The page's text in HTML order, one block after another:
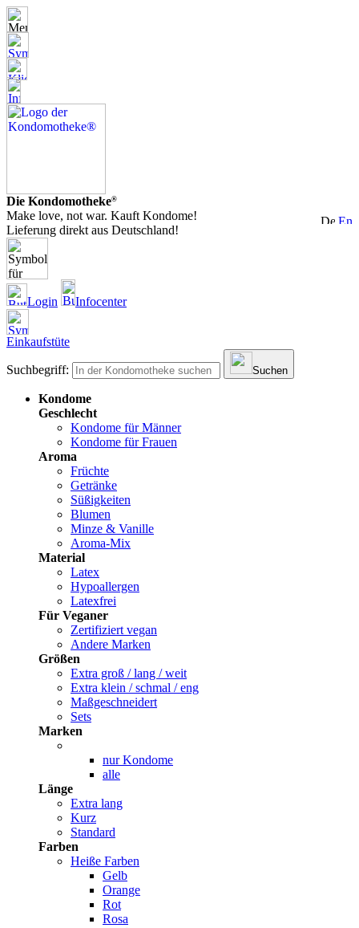
Die Kondomotheke®
Make love, not war. Kauft Kondome!
Lieferung direkt aus Deutschland!
Login Infocenter
Einkaufstüte
Suchbegriff: Suchen
Kondome
Geschlecht
Kondome für Männer
Kondome für Frauen
Aroma
Früchte
Getränke
Süßigkeiten
Blumen
Minze & Vanille
Aroma-Mix
Material
Latex
Hypoallergen
Latexfrei
Für Veganer
Zertifiziert vegan
Andere Marken
Größen
Extra groß / lang / weit
Extra klein / schmal / eng
Maßgeschneidert
Sets
Marken
nur Kondome
alle
Länge
Extra lang
Kurz
Standard
Farben
Heiße Farben
Gelb
Orange
Rot
Rosa